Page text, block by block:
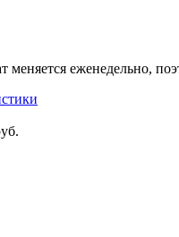
меняется еженедельно,